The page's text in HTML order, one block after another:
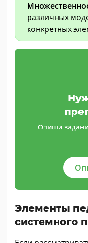
различных
конкретных
Опиши
Элементы
системного